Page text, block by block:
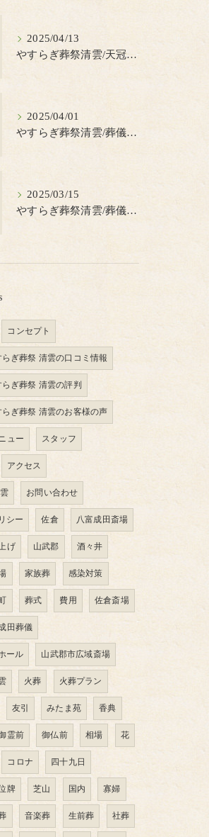
2025/04/13
やすらぎ葬祭清雲/天冠（てんかん）とは？
2025/04/01
やすらぎ葬祭清雲/葬儀の見積書について知っておきたいポイント
2025/03/15
やすらぎ葬祭清雲/葬儀で蝋燭を使う理由とは
コンセプト
ぎ葬祭 清雲の口コミ情報
ぎ葬祭 清雲の評判
ぎ葬祭 清雲のお客様の声
ュー スタッフ
アクセス
お問い合わせ
シー 佐倉 八富成田斎場
げ 山武郡 酒々井
家族葬 感染対策
葬式 費用 佐倉斎場
田葬儀
ール 山武郡市広域斎場
火葬 火葬プラン
友引 みたま苑 香典
霊前 御仏前 相場 花
コロナ 四十九日
牌 芝山 国内 寡婦
音楽葬 生前葬 社葬